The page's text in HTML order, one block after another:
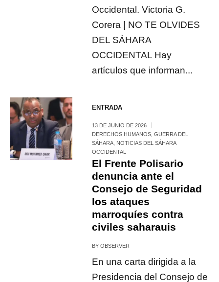
Occidental. Victoria G.
Corera | NO TE OLVIDES
DEL SÁHARA
OCCIDENTAL Hay
artículos que informan...
ENTRADA
13 DE JUNIO DE 2026
DERECHOS HUMANOS ,GUERRA DEL
SÁHARA NOTICIAS DEL SÁHARA
OCCIDENTAL
El Frente Polisario
denuncia ante el
Consejo de Seguridad
los ataques
marroquíes contra
civiles saharauis
BYOBSERVER
En una carta dirigida a la
Presidencia del Consejo de